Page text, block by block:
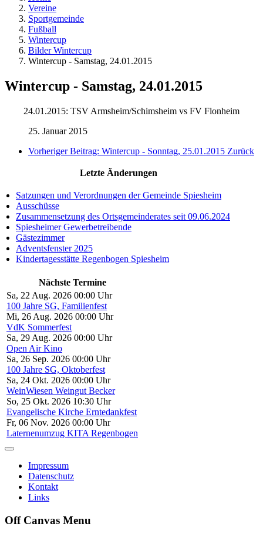
Vereine
Sportgemeinde
Fußball
Wintercup
Bilder Wintercup
Wintercup - Samstag, 24.01.2015
Wintercup - Samstag, 24.01.2015
24.01.2015: TSV Armsheim/Schimsheim vs FV Flonheim
25. Januar 2015
Vorheriger Beitrag: Wintercup - Sonntag, 25.01.2015 Zurück
Letzte Änderungen
Satzungen und Verordnungen der Gemeinde Spiesheim
Ausschüsse
Zusammensetzung des Ortsgemeinderates seit 09.06.2024
Spiesheimer Gewerbetreibende
Gästezimmer
Adventsfenster 2025
Kindertagesstätte Regenbogen Spiesheim
Nächste Termine
Sa, 22 Aug. 2026 00:00 Uhr
100 Jahre SG, Familienfest
Mi, 26 Aug. 2026 00:00 Uhr
VdK Sommerfest
Sa, 29 Aug. 2026 00:00 Uhr
Open Air Kino
Sa, 26 Sep. 2026 00:00 Uhr
100 Jahre SG, Oktoberfest
Sa, 24 Okt. 2026 00:00 Uhr
WeinWiesen Weingut Becker
So, 25 Okt. 2026 10:30 Uhr
Evangelische Kirche Erntedankfest
Fr, 06 Nov. 2026 00:00 Uhr
Laternenumzug KITA Regenbogen
Impressum
Datenschutz
Kontakt
Links
Off Canvas Menu